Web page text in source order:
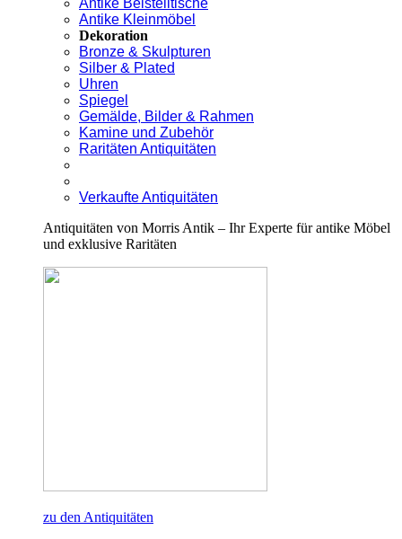
Antike Beistelltische
Antike Kleinmöbel
Dekoration
Bronze & Skulpturen
Silber & Plated
Uhren
Spiegel
Gemälde, Bilder & Rahmen
Kamine und Zubehör
Raritäten Antiquitäten
Verkaufte Antiquitäten
Antiquitäten von Morris Antik – Ihr Experte für antike Möbel
und exklusive Raritäten
zu den Antiquitäten